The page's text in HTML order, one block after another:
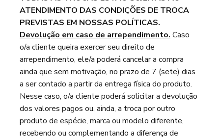
ATENDIMENTO DAS CONDIÇÕES DE TROCA
PREVISTAS EM NOSSAS POLÍTICAS.
Devolução em caso de arrependimento. Caso
o/a cliente queira exercer seu direito de
arrependimento, ele/a poderá cancelar a compra
ainda que sem motivação, no prazo de 7 (sete) dias
a ser contado a partir da entrega física do produto.
Nesse caso, o/a cliente poderá solicitar a devolução
dos valores pagos ou, ainda, a troca por outro
produto de espécie, marca ou modelo diferente,
recebendo ou complementando a diferença de